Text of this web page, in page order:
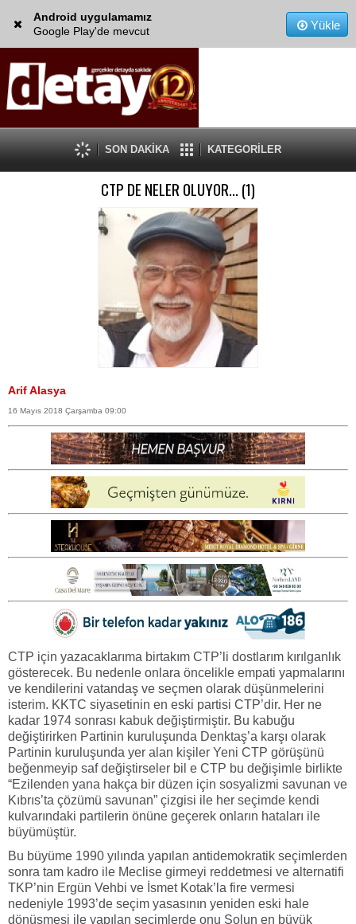
Android uygulamamız
Google Play'de mevcut
Yükle
SON DAKİKA KATEGORİLER
CTP DE NELER OLUYOR... (1)
Arif Alasya
16 Mayıs 2018 Çarşamba 09:00
CTP için yazacaklarıma birtakım CTP’li dostlarım kırılganlık
gösterecek. Bu nedenle onlara öncelikle empati yapmalarını
ve kendilerini vatandaş ve seçmen olarak düşünmelerini
isterim. KKTC siyasetinin en eski partisi CTP’dir. Her ne
kadar 1974 sonrası kabuk değiştirmiştir. Bu kabuğu
değiştirirken Partinin kuruluşunda Denktaş’a karşı olarak
Partinin kuruluşunda yer alan kişiler Yeni CTP görüşünü
beğenmeyip saf değiştirseler bil e CTP bu değişimle birlikte
“Ezilenden yana hakça bir düzen için sosyalizmi savunan ve
Kıbrıs’ta çözümü savunan” çizgisi ile her seçimde kendi
kulvarındaki partilerin önüne geçerek onların hataları ile
büyümüştür.
Bu büyüme 1990 yılında yapılan antidemokratik seçimlerden
sonra tam kadro ile Meclise girmeyi reddetmesi ve alternatifi
TKP’nin Ergün Vehbi ve İsmet Kotak’la fire vermesi
nedeniyle 1993’de seçim yasasının yeniden eski hale
dönüşmesi ile yapılan seçimlerde onu Solun en büyük